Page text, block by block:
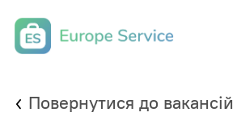
Повернутися до вакансій